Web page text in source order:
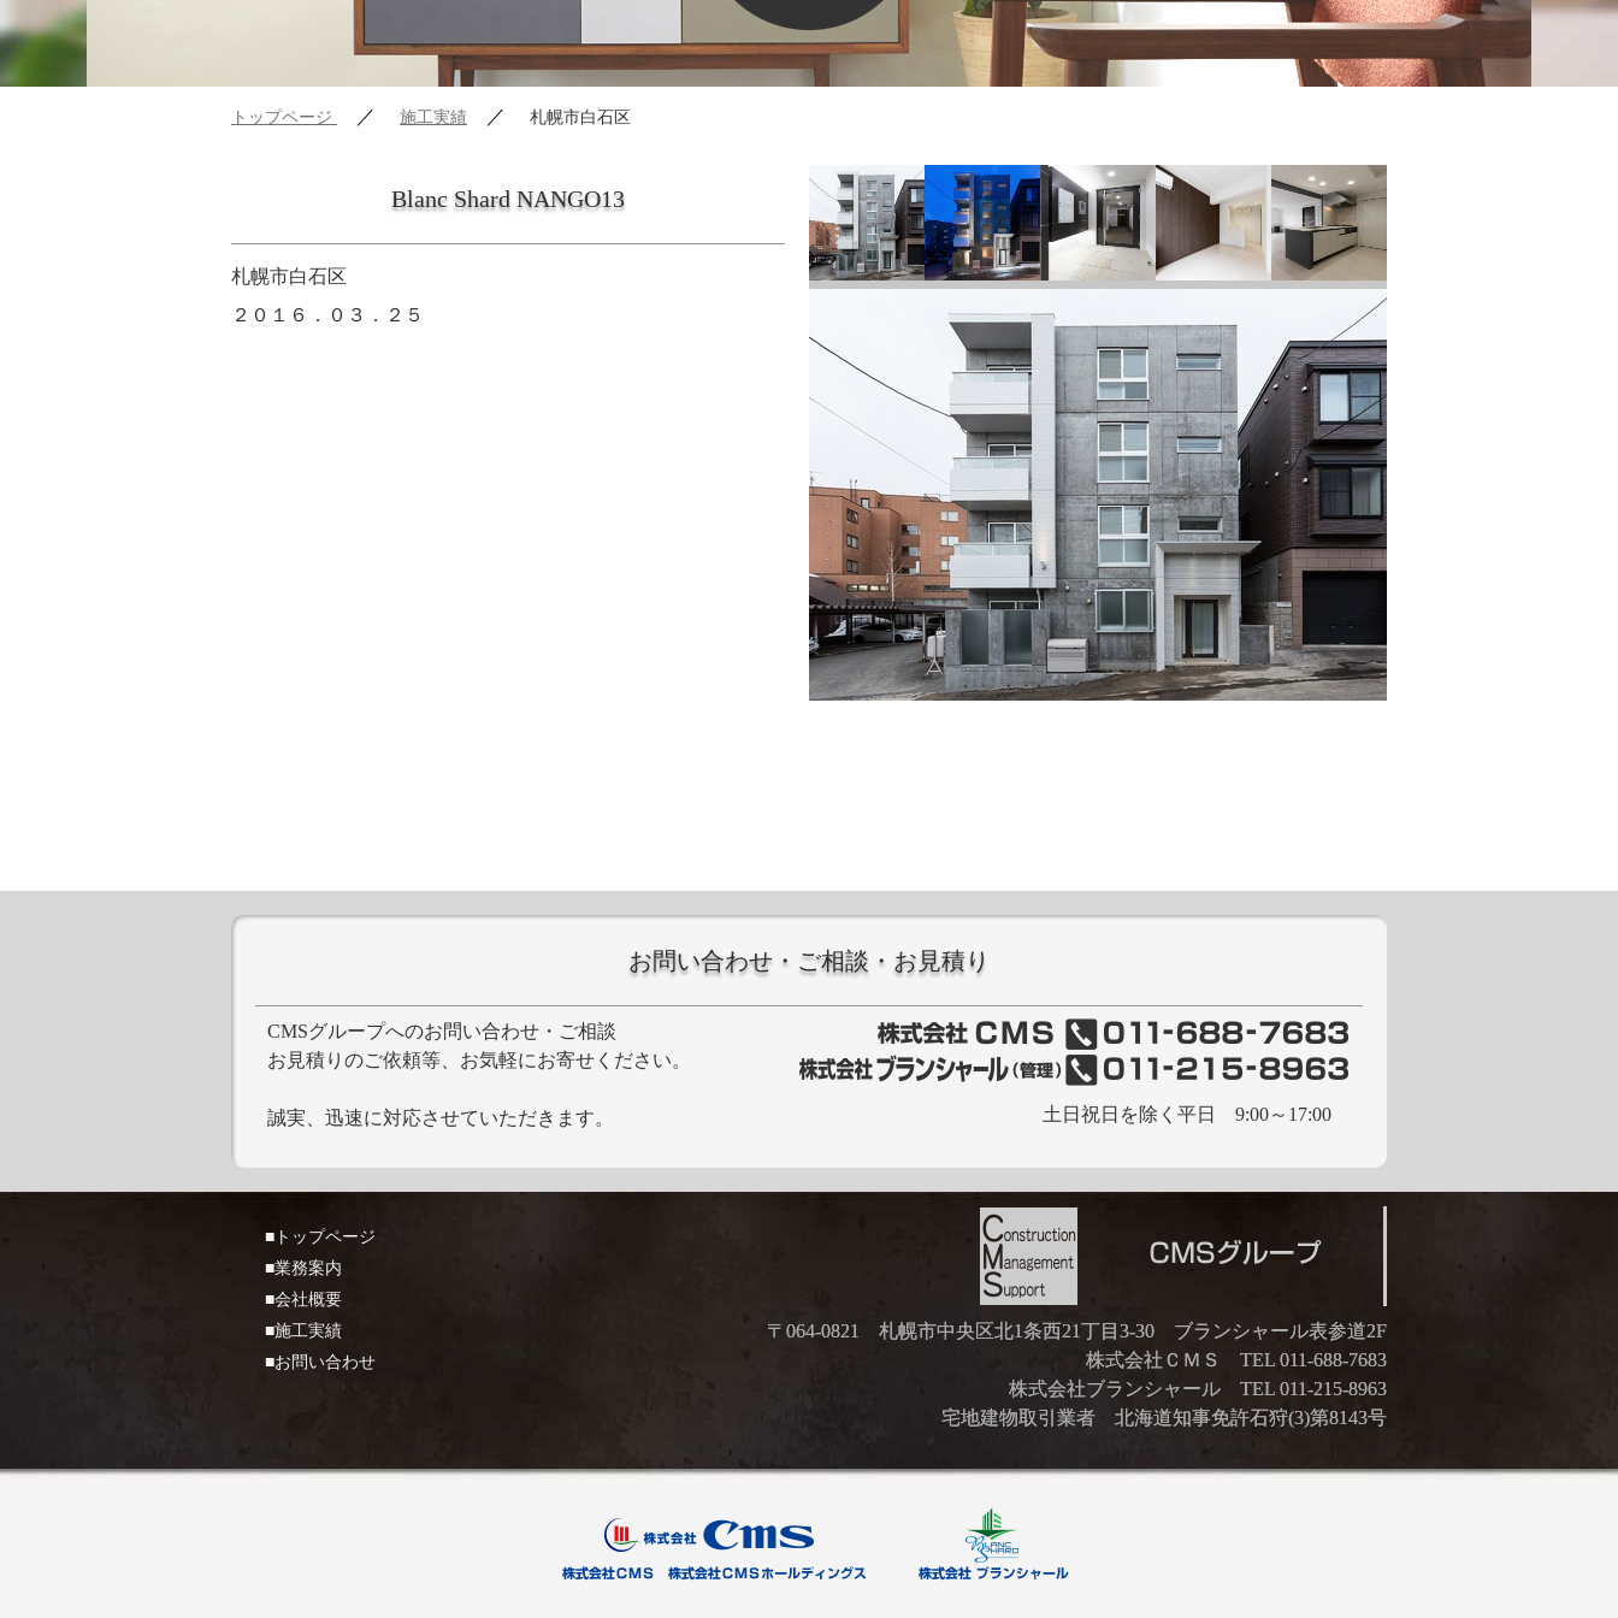
トップページ ／ 施工実績 ／ 札幌市白石区
Blanc Shard NANGO13
札幌市白石区
２０１６．０３．２５
お問い合わせ・ご相談・お見積り
CMSグループへのお問い合わせ・ご相談
お見積りのご依頼等、お気軽にお寄せください。
誠実、迅速に対応させていただきます。 土日祝日を除く平日 9:00～17:00
■トップページ
■業務案内
■会社概要
■施工実績
■お問い合わせ
〒064-0821 札幌市中央区北1条西21丁目3-30 ブランシャール表参道2F
株式会社ＣＭＳ TEL 011-688-7683
株式会社ブランシャール TEL 011-215-8963
宅地建物取引業者 北海道知事免許石狩(3)第8143号